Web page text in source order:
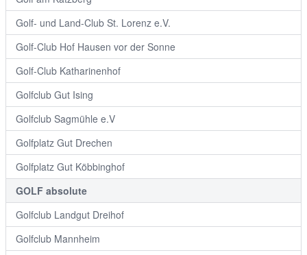
Golf- und Land-Club St. Lorenz e.V.
Golf-Club Hof Hausen vor der Sonne
Golf-Club Katharinenhof
Golfclub Gut Ising
Golfclub Sagmühle e.V
Golfplatz Gut Drechen
Golfplatz Gut Köbbinghof
GOLF absolute
Golfclub Landgut Dreihof
Golfclub Mannheim